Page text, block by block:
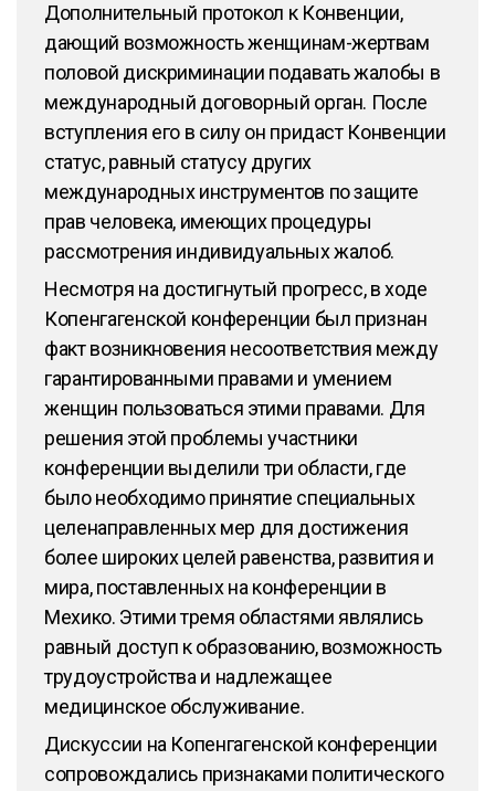
Дополнительный протокол к Конвенции,
дающий возможность женщинам-жертвам
половой дискриминации подавать жалобы в
международный договорный орган. После
вступления его в силу он придаст Конвенции
статус, равный статусу других
международных инструментов по защите
прав человека, имеющих процедуры
рассмотрения индивидуальных жалоб.
Несмотря на достигнутый прогресс, в ходе
Копенгагенской конференции был признан
факт возникновения несоответствия между
гарантированными правами и умением
женщин пользоваться этими правами. Для
решения этой проблемы участники
конференции выделили три области, где
было необходимо принятие специальных
целенаправленных мер для достижения
более широких целей равенства, развития и
мира, поставленных на конференции в
Мехико. Этими тремя областями являлись
равный доступ к образованию, возможность
трудоустройства и надлежащее
медицинское обслуживание.
Дискуссии на Копенгагенской конференции
сопровождались признаками политического